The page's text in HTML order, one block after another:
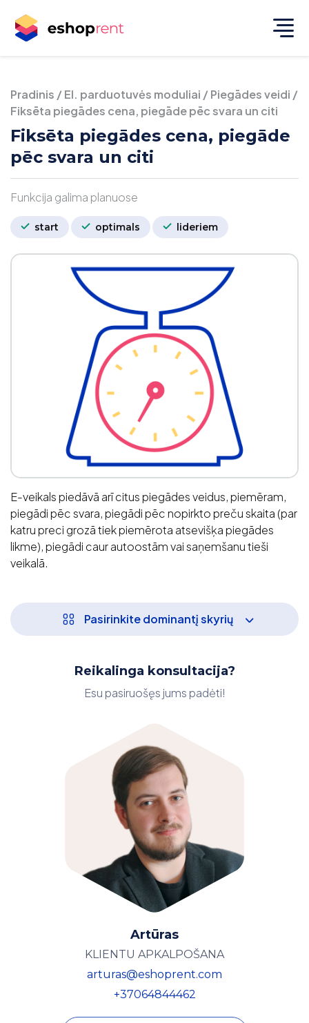
Pradinis /El. parduotuvės moduliai /Piegādes veidi /
Fiksēta piegādes cena, piegāde pēc svara un citi
Fiksēta piegādes cena, piegāde
pēc svara un citi
Funkcija galima planuose
start optimals lideriem
E-veikals piedāvā arī citus piegādes veidus, piemēram,
piegādi pēc svara, piegādi pēc nopirkto preču skaita (par
katru preci grozā tiek piemērota atsevišķa piegādes
likme), piegādi caur autoostām vai saņemšanu tieši
veikalā.
Pasirinkite dominantį skyrių
Reikalinga konsultacija?
Esu pasiruošęs jums padėti!
Artūras
KLIENTU APKALPOŠANA
arturas@eshoprent.com
+37064844462